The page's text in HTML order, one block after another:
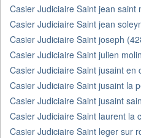
Casier Judiciaire Saint jean saint
Casier Judiciaire Saint jean
Casier Judiciaire Saint joseph
Casier Judiciaire Saint julien
Casier Judiciaire Saint jusaint en
Casier Judiciaire Saint jusaint la
Casier Judiciaire Saint jusaint
Casier Judiciaire Saint laurent la
Casier Judiciaire Saint leger sur